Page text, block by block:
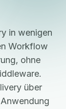
in wenigen
Workflow
ohne
über